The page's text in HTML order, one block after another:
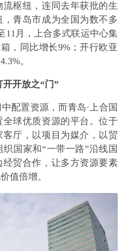
枢纽，连同去年获批的生
青岛市成为全国为数不多
11月，上合多式联运中心集
，同比增长9%；开行欧亚
。
开放之“门”
配置资源，而青岛·上合国
球优质资源的平台。位于
厅，以项目为媒介，以贸
国家和“一带一路”沿线国
贸合作，让多方资源要素
值倍增。